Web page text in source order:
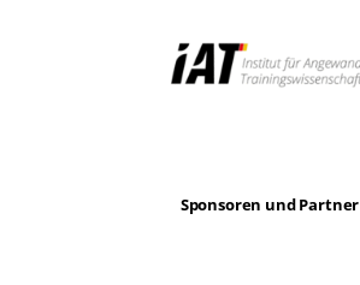
Sponsoren und Partner